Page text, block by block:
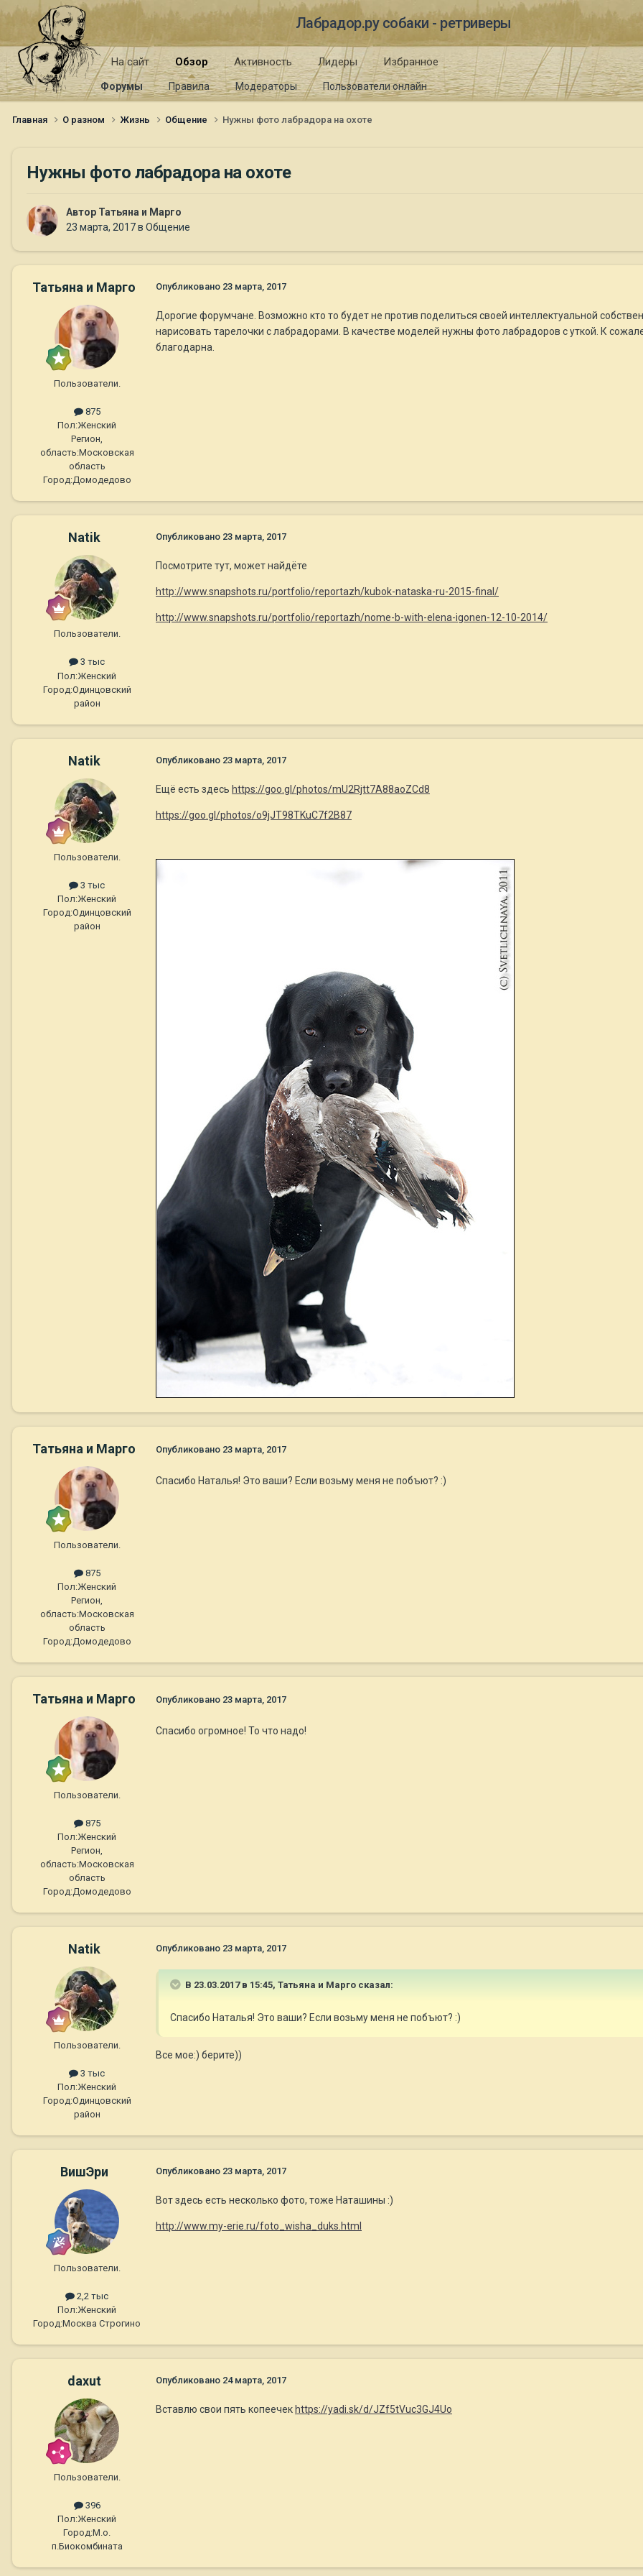
Лабрадор.ру собаки - ретриверы
На сайт Обзор
Форумы Правила Модераторы Пользователи онлайн
Активность Лидеры Избранное
Главная О разном Жизнь Общение Нужны фото лабрадора на охоте
Нужны фото лабрадора на охоте
Автор Татьяна и Марго
23 марта, 2017в Общение
Татьяна и Марго
Пользователи.
875
Пол:Женский
Регион,
область:Московская
область
Город:Домодедово
Опубликовано 23 марта, 2017
Дорогие форумчане. Возможно кто то будет не против поделиться своей интеллектуальной
нарисовать тарелочки с лабрадорами. В качестве моделей нужны фото лабрадоров с уткой. К
благодарна.
Natik
Пользователи.
3 тыс
Пол:Женский
Город:Одинцовский
район
Опубликовано 23 марта, 2017
Посмотрите тут, может найдёте
http://www.snapshots.ru/portfolio/reportazh/kubok-nataska-ru-2015-final/
http://www.snapshots.ru/portfolio/reportazh/nome-b-with-elena-igonen-12-10-2014/
Natik
Пользователи.
3 тыс
Пол:Женский
Город:Одинцовский
район
Опубликовано 23 марта, 2017
Ещё есть здесь https://goo.gl/photos/mU2Rjtt7A88aoZCd8
https://goo.gl/photos/o9jJT98TKuC7f2B87
Татьяна и Марго
Пользователи.
875
Пол:Женский
Регион,
область:Московская
область
Город:Домодедово
Опубликовано 23 марта, 2017
Спасибо Наталья! Это ваши? Если возьму меня не побъют? :)
Татьяна и Марго
Пользователи.
875
Пол:Женский
Регион,
область:Московская
область
Город:Домодедово
Опубликовано 23 марта, 2017
Спасибо огромное! То что надо!
Natik
Пользователи.
3 тыс
Пол:Женский
Город:Одинцовский
район
Опубликовано 23 марта, 2017
В 23.03.2017 в 15:45, Татьяна и Марго сказал:
Спасибо Наталья! Это ваши? Если возьму меня не побъют? :)
Все мое:) берите))
ВишЭри
Пользователи.
2,2 тыс
Пол:Женский
Город:Москва Строгино
Опубликовано 23 марта, 2017
Вот здесь есть несколько фото, тоже Наташины :)
http://www.my-erie.ru/foto_wisha_duks.html
daxut
Пользователи.
396
Пол:Женский
Город:М.о.
п.Биокомбината
Опубликовано 24 марта, 2017
Вставлю свои пять копеечек https://yadi.sk/d/JZf5tVuc3GJ4Uo